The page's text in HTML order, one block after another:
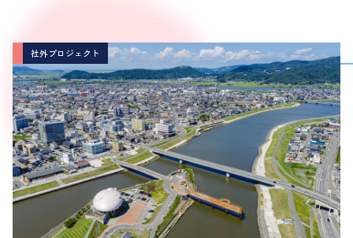
ています。
社外プロジェクト